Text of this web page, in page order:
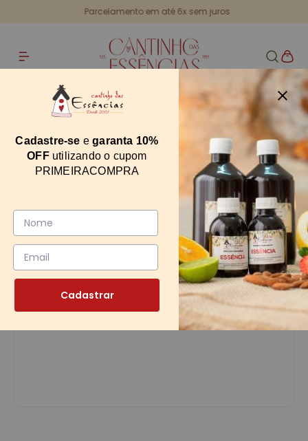
Parcelamento em até 6x sem juros
Tampa Bola Branca Rosca 13mm
4142
Cadastre-se egaranta 10%
OFFutilizando o cupom
PRIMEIRACOMPRA
Cadastrar